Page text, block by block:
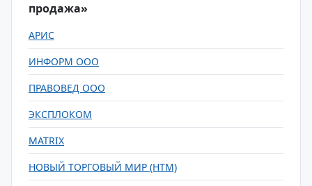
продажа»
АРИС
ИНФОРМ ООО
ПРАВОВЕД ООО
ЭКСПЛОКОМ
MATRIX
НОВЫЙ ТОРГОВЫЙ МИР (НТМ)